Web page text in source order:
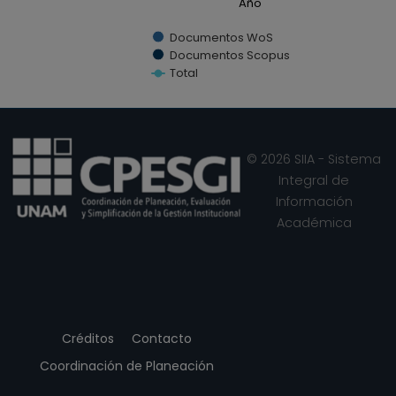
Documentos WoS
Documentos Scopus
Total
End of interactive chart.
Créditos
Contacto
Coordinación de Planeación
© 2026 SIIA - Sistema
Integral de
Información
Académica